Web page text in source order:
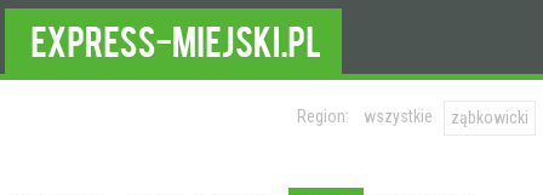
Region: wszystkie ząbkowicki